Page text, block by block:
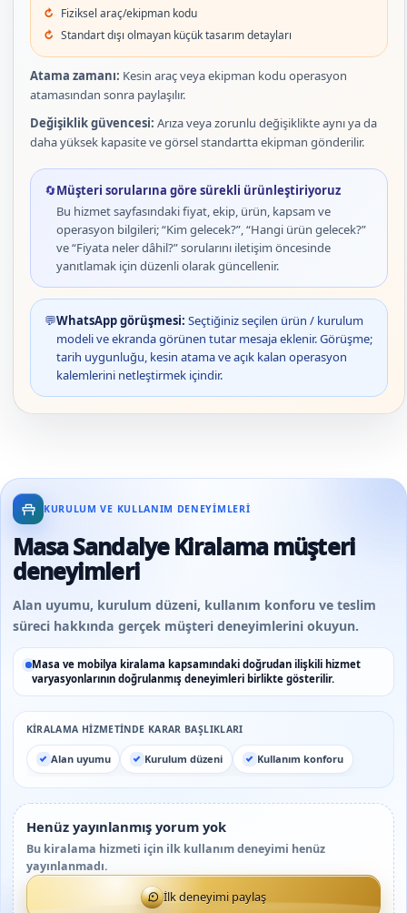
Fiziksel araç/ekipman kodu
Standart dışı olmayan küçük tasarım detayları
Atama zamanı: Kesin araç veya ekipman kodu operasyon
atamasından sonra paylaşılır.
Değişiklik güvencesi: Arıza veya zorunlu değişiklikte aynı ya da
daha yüksek kapasite ve görsel standartta ekipman gönderilir.
🔄Müşteri sorularına göre sürekli ürünleştiriyoruz
Bu hizmet sayfasındaki fiyat, ekip, ürün, kapsam ve
operasyon bilgileri; “Kim gelecek?”, “Hangi ürün gelecek?”
ve “Fiyata neler dâhil?” sorularını iletişim öncesinde
yanıtlamak için düzenli olarak güncellenir.
💬WhatsApp görüşmesi: Seçtiğiniz seçilen ürün / kurulum
modeli ve ekranda görünen tutar mesaja eklenir. Görüşme;
tarih uygunluğu, kesin atama ve açık kalan operasyon
kalemlerini netleştirmek içindir.
KURULUM VE KULLANIM DENEYIMLERI
Masa Sandalye Kiralama müşteri
deneyimleri
Alan uyumu, kurulum düzeni, kullanım konforu ve teslim
süreci hakkında gerçek müşteri deneyimlerini okuyun.
Masa ve mobilya kiralama kapsamındaki doğrudan ilişkili hizmet
varyasyonlarının doğrulanmış deneyimleri birlikte gösterilir.
KIRALAMA HIZMETINDE KARAR BAŞLIKLARI
Alan uyumu Kurulum düzeni Kullanım konforu
Henüz yayınlanmış yorum yok
Bu kiralama hizmeti için ilk kullanım deneyimi henüz
yayınlanmadı.
İlk deneyimi paylaş